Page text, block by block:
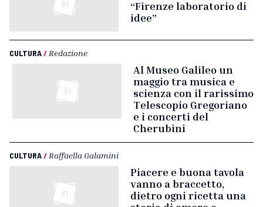
“Firenze laboratorio di
idee”
CULTURA/ Redazione
Al Museo Galileo un
maggio tra musica e
scienza con il rarissimo
Telescopio Gregoriano
e i concerti del
Cherubini
CULTURA/ Raffaella Galamini
Piacere e buona tavola
vanno a braccetto,
dietro ogni ricetta una